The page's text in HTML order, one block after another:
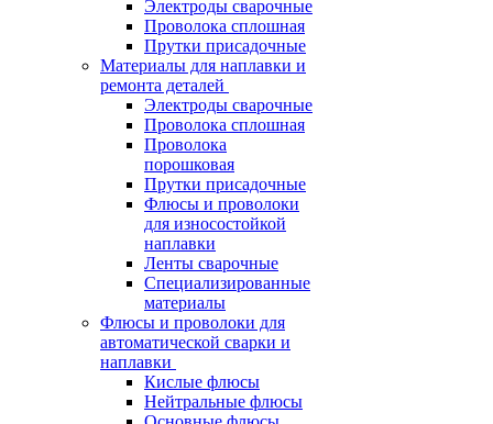
Электроды сварочные
Проволока сплошная
Прутки присадочные
Материалы для наплавки и
ремонта деталей
Электроды сварочные
Проволока сплошная
Проволока
порошковая
Прутки присадочные
Флюсы и проволоки
для износостойкой
наплавки
Ленты сварочные
Специализированные
материалы
Флюсы и проволоки для
автоматической сварки и
наплавки
Кислые флюсы
Нейтральные флюсы